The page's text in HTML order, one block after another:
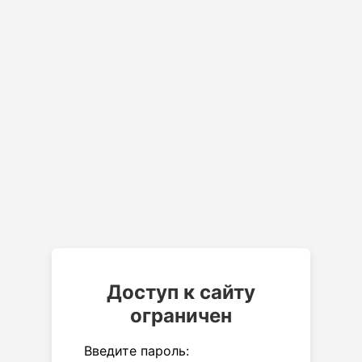
Доступ к сайту
ограничен
Введите пароль: